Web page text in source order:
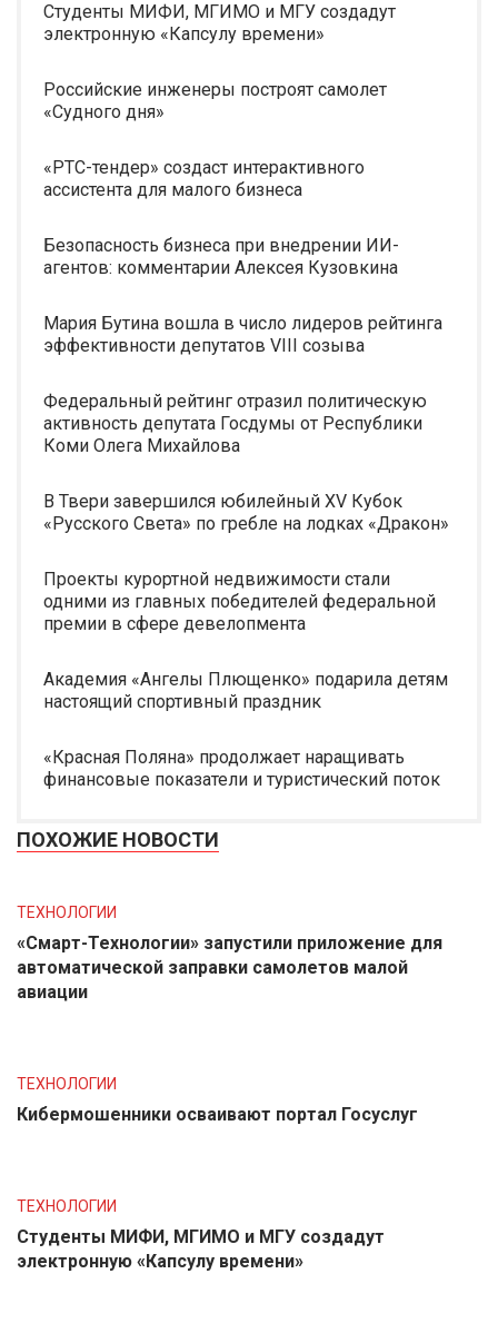
Студенты МИФИ, МГИМО и МГУ создадут
электронную «Капсулу времени»
Российские инженеры построят самолет
«Судного дня»
«РТС-тендер» создаст интерактивного
ассистента для малого бизнеса
Безопасность бизнеса при внедрении ИИ-
агентов: комментарии Алексея Кузовкина
Мария Бутина вошла в число лидеров рейтинга
эффективности депутатов VIII созыва
Федеральный рейтинг отразил политическую
активность депутата Госдумы от Республики
Коми Олега Михайлова
В Твери завершился юбилейный XV Кубок
«Русского Света» по гребле на лодках «Дракон»
Проекты курортной недвижимости стали
одними из главных победителей федеральной
премии в сфере девелопмента
Академия «Ангелы Плющенко» подарила детям
настоящий спортивный праздник
«Красная Поляна» продолжает наращивать
финансовые показатели и туристический поток
ПОХОЖИЕ НОВОСТИ
ТЕХНОЛОГИИ
«Смарт-Технологии» запустили приложение для
автоматической заправки самолетов малой
авиации
ТЕХНОЛОГИИ
Кибермошенники осваивают портал Госуслуг
ТЕХНОЛОГИИ
Студенты МИФИ, МГИМО и МГУ создадут
электронную «Капсулу времени»